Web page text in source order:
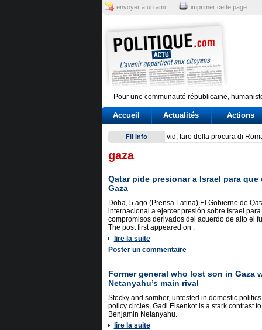
envoyer à un ami imprimer cette page
Pour une communauté républicaine,
Accueil Actualités Actions
Fil info Scontro su Schengen,
gaza
Qatar pide presionar a Israel para
Gaza
Doha, 5 ago (Prensa Latina) El Gobierno de
internacional a ejercer presión sobre Israel
compromisos derivados del acuerdo de alto el
The post first appeared on .
lire la suite
Poster un commentaire
Former general who lost son in Gaza
Netanyahu’s main rival
Stocky and somber, untested in domestic
policy circles, Gadi Eisenkot is a stark contrast
Benjamin Netanyahu.
lire la suite